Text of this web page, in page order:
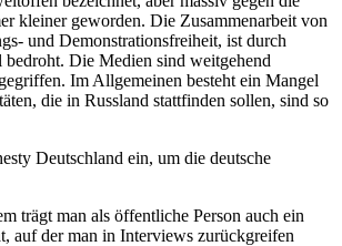
kleiner geworden. Die Zusammenarbeit von
und Demonstrationsfreiheit, ist durch
Die Medien sind weitgehend
Im Allgemeinen besteht ein Mangel
die in Russland stattfinden sollen, sind so
Deutschland ein, um die deutsche
trägt man als öffentliche Person auch ein
auf der man in Interviews zurückgreifen